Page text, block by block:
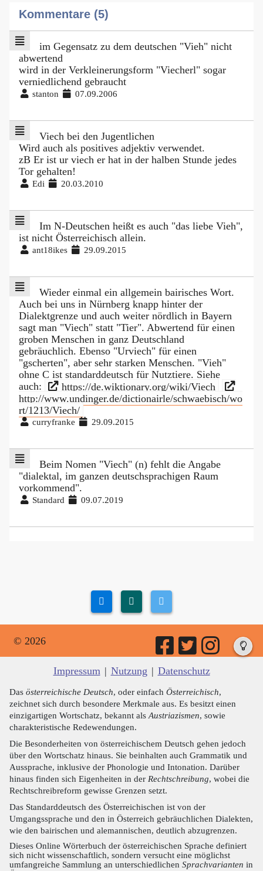
Kommentare (5)
im Gegensatz zu dem deutschen "Vieh" nicht
abwertend
wird in der Verkleinerungsform "Viecherl" sogar
verniedlichend gebraucht
stanton 07.09.2006
Viech bei den Jugentlichen
Wird auch als positives adjektiv verwendet.
zB Er ist ur viech er hat in der halben Stunde jedes
Tor gehalten!
Edi 20.03.2010
Im N-Deutschen heißt es auch "das liebe Vieh",
ist nicht Österreichisch allein.
ant18ikes 29.09.2015
Wieder einmal ein allgemein bairisches Wort.
Auch bei uns in Nürnberg knapp hinter der
Dialektgrenze und auch weiter nördlich in Bayern
sagt man "Viech" statt "Tier". Abwertend für einen
groben Menschen in ganz Deutschland
gebräuchlich. Ebenso "Urviech" für einen
"gscherten", aber sehr starken Menschen. "Vieh"
ohne C ist standarddeutsch für Nutztiere. Siehe
auch:
https://de.wiktionary.org/wiki/Viech
http://www.undinger.de/dictionairle/schwaebisch/wo
rt/1213/Viech/
curryfranke 29.09.2015
Beim Nomen "Viech" (n) fehlt die Angabe
"dialektal, im ganzen deutschsprachigen Raum
vorkommend".
Standard 09.07.2019
© 2026
Impressum | Nutzung | Datenschutz
Das österreichische Deutsch, oder einfach Österreichisch,
zeichnet sich durch besondere Merkmale aus. Es besitzt einen
einzigartigen Wortschatz, bekannt als Austriazismen, sowie
charakteristische Redewendungen.
Die Besonderheiten von österreichischem Deutsch gehen jedoch
über den Wortschatz hinaus. Sie beinhalten auch Grammatik und
Aussprache, inklusive der Phonologie und Intonation. Darüber
hinaus finden sich Eigenheiten in der Rechtschreibung, wobei die
Rechtschreibreform gewisse Grenzen setzt.
Das Standarddeutsch des Österreichischen ist von der
Umgangssprache und den in Österreich gebräuchlichen Dialekten,
wie den bairischen und alemannischen, deutlich abzugrenzen.
Dieses Online Wörterbuch der österreichischen Sprache definiert
sich nicht wissenschaftlich, sondern versucht eine möglichst
umfangreiche Sammlung an unterschiedlichen Sprachvarianten in